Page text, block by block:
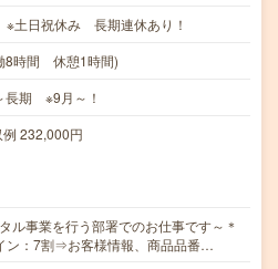
土日祝休み 長期連休あり！
8時間 休憩1時間)
長期 ※9月～！
232,000円
ル事業を行う部署でのお仕事です～＊
：7割⇒お客様情報、商品品番…